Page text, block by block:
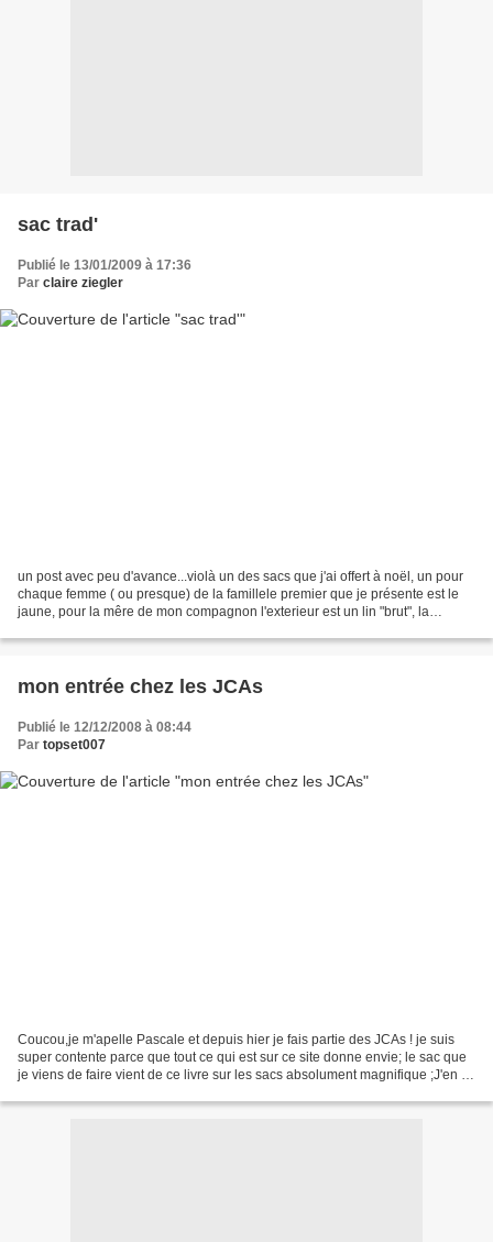
sac trad'
Publié le 13/01/2009 à 17:36
Par claire ziegler
un post avec peu d'avance...violà un des sacs que j'ai offert à noël, un pour
chaque femme ( ou presque) de la famillele premier que je présente est le
jaune, pour la mêre de mon compagnon l'exterieur est un lin "brut", la
mon entrée chez les JCAs
Publié le 12/12/2008 à 08:44
Par topset007
Coucou,je m'apelle Pascale et depuis hier je fais partie des JCAs ! je suis
super contente parce que tout ce qui est sur ce site donne envie; le sac que
je viens de faire vient de ce livre sur les sacs absolument magnifique ;J'en ai